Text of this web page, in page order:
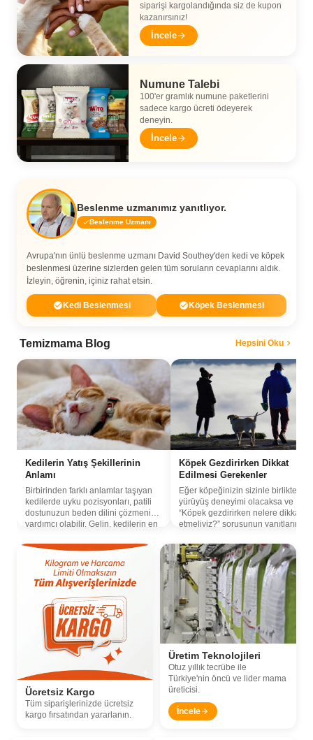
siparişi kargolandığında siz de kupon
kazanırsınız!
İncele
Numune Talebi
100'er gramlık numune paketlerini
sadece kargo ücreti ödeyerek
deneyin.
İncele
Beslenme uzmanımız yanıtlıyor.
Beslenme Uzmanı
Avrupa'nın ünlü beslenme uzmanı David Southey'den kedi ve köpek
beslenmesi üzerine sizlerden gelen tüm soruların cevaplarını aldık.
İzleyin, öğrenin, içiniz rahat etsin.
Kedi Beslenmesi Köpek Beslenmesi
Temizmama Blog Hepsini Oku
Kedilerin Yatış Şekillerinin
Anlamı
Birbirinden farklı anlamlar taşıyan
kedilerde uyku pozisyonları, patili
dostunuzun beden dilini çözmenize
yardımcı olabilir. Gelin, kedilerin en
pozisyonların ne anlama
geldiklerini birlikte keşfedelim.
Köpek Gezdirirken Dikkat
Edilmesi Gerekenler
Eğer köpeğinizin sizinle birlikte ilk
yürüyüş deneyimi olacaksa ve
“Köpek gezdirirken nelere dikkat
etmeliyiz?” sorusunun yanıtlarını
geçmeyin!
Ücretsiz Kargo
Tüm siparişlerinizde ücretsiz
kargo fırsatından yararlanın.
Üretim Teknolojileri
Otuz yıllık tecrübe ile
Türkiye'nin öncü ve lider mama
üreticisi.
İncele